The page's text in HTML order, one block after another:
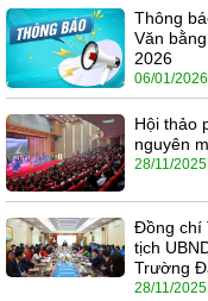
Thông
Văn
2026
06/01/2026
Hội thảo
nguyên
28/11/2025
Đồng chí
tịch
Trường
28/11/2025